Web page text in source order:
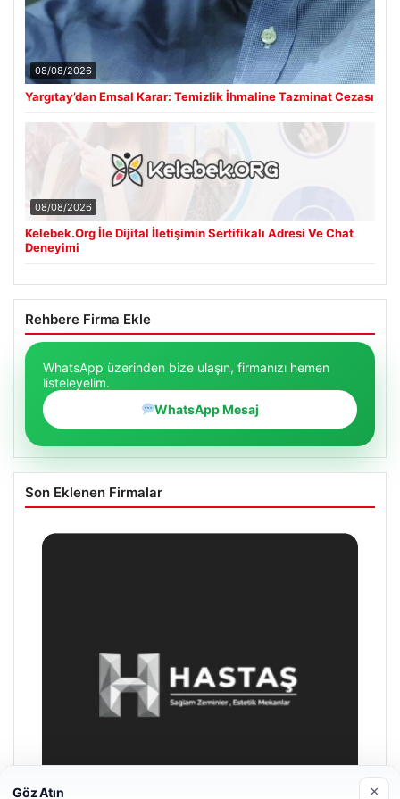
08/08/2026
Yargıtay’dan Emsal Karar: Temizlik İhmaline Tazminat Cezası
08/08/2026
Kelebek.Org İle Dijital İletişimin Sertifikalı Adresi Ve Chat
Deneyimi
Rehbere Firma Ekle
WhatsApp üzerinden bize ulaşın, firmanızı hemen
listeleyelim.
WhatsApp Mesaj
Son Eklenen Firmalar
Göz Atın ×